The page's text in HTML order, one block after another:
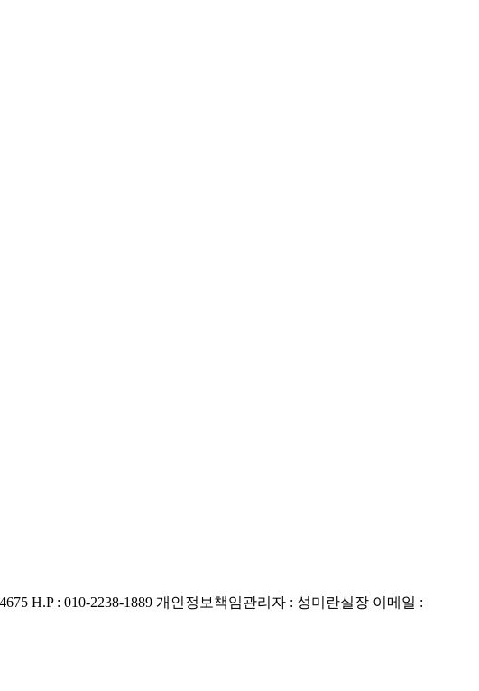
H.P : 010-2238-1889 개인정보책임관리자 : 성미란실장 이메일 :